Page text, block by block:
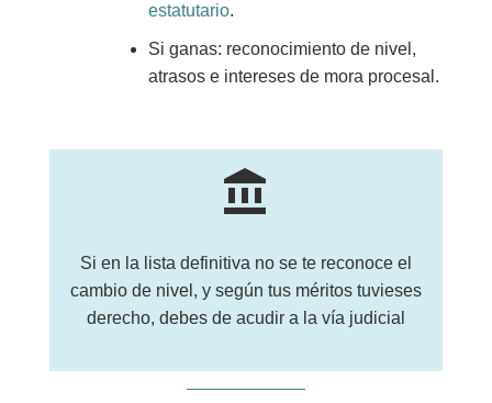
estatutario.
Si ganas: reconocimiento de nivel,
atrasos e intereses de mora procesal.
account_balance
Si en la lista definitiva no se te reconoce el
cambio de nivel, y según tus méritos tuvieses
derecho, debes de acudir a la vía judicial